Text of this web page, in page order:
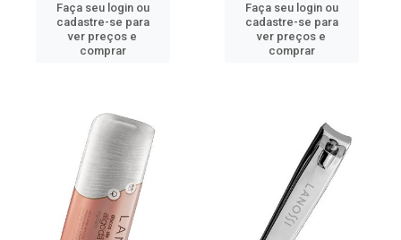
Faça seu login ou
cadastre-se para
ver preços e
comprar
Faça seu login ou
cadastre-se para
ver preços e
comprar